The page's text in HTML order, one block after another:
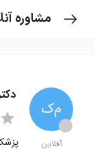
مشاوره
م‌ک
circle
آفلاین
star
star